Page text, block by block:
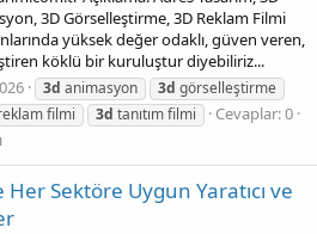
3D Görselleştirme, 3D Reklam Filmi
yüksek değer odaklı, güven veren,
köklü bir kuruluştur diyebiliriz...
3d animasyon 3d görselleştirme
filmi 3d tanıtım filmi
Cevaplar: 0
Her Sektöre Uygun Yaratıcı ve